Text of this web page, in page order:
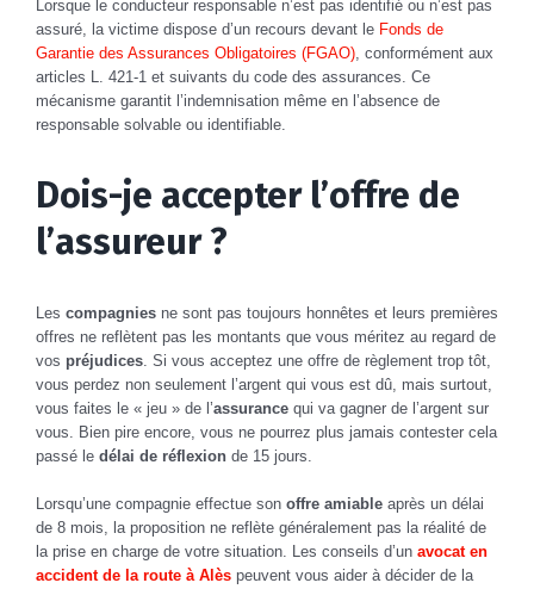
Lorsque le conducteur responsable n’est pas identifié ou n’est pas
assuré, la victime dispose d’un recours devant le Fonds de
Garantie des Assurances Obligatoires (FGAO), conformément aux
articles L. 421-1 et suivants du code des assurances. Ce
mécanisme garantit l’indemnisation même en l’absence de
responsable solvable ou identifiable.
Dois-je accepter l’offre de
l’assureur ?
Les compagnies ne sont pas toujours honnêtes et leurs premières
offres ne reflètent pas les montants que vous méritez au regard de
vos préjudices. Si vous acceptez une offre de règlement trop tôt,
vous perdez non seulement l’argent qui vous est dû, mais surtout,
vous faites le « jeu » de l’assurance qui va gagner de l’argent sur
vous. Bien pire encore, vous ne pourrez plus jamais contester cela
passé le délai de réflexion de 15 jours.
Lorsqu’une compagnie effectue son offre amiable après un délai
de 8 mois, la proposition ne reflète généralement pas la réalité de
la prise en charge de votre situation. Les conseils d’un avocat en
accident de la route à Alès peuvent vous aider à décider de la